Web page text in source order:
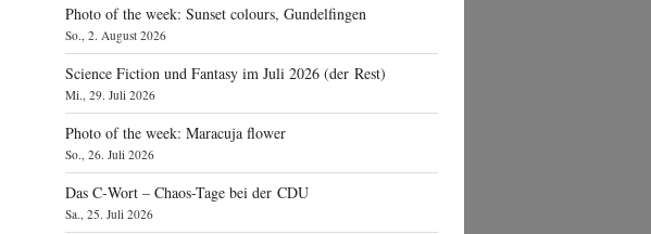
Photo of the week: Sunset colours, Gundelfingen
So., 2. August 2026
Science Fiction und Fantasy im Juli 2026 (der Rest)
Mi., 29. Juli 2026
Photo of the week: Maracuja flower
So., 26. Juli 2026
Das C‑Wort – Chaos-Tage bei der CDU
Sa., 25. Juli 2026